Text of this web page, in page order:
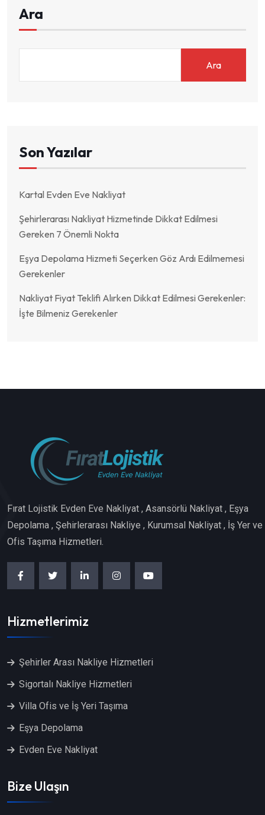
Ara
Ara
Son Yazılar
Kartal Evden Eve Nakliyat
Şehirlerarası Nakliyat Hizmetinde Dikkat Edilmesi
Gereken 7 Önemli Nokta
Eşya Depolama Hizmeti Seçerken Göz Ardı Edilmemesi
Gerekenler
Nakliyat Fiyat Teklifi Alırken Dikkat Edilmesi Gerekenler:
İşte Bilmeniz Gerekenler
Fırat Lojistik Evden Eve Nakliyat , Asansörlü Nakliyat , Eşya
Depolama , Şehirlerarası Nakliye , Kurumsal Nakliyat , İş Yer ve
Ofis Taşıma Hizmetleri.
Hizmetlerimiz
Şehirler Arası Nakliye Hizmetleri
Sigortalı Nakliye Hizmetleri
Villa Ofis ve İş Yeri Taşıma
Eşya Depolama
Evden Eve Nakliyat
Bize Ulaşın